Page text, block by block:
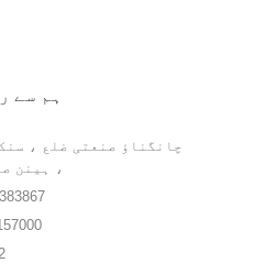
ہم سے
چانگناؤ صنعتی ضلع ،
، ہینن